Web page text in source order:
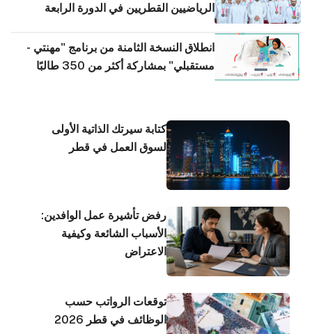
الرياضيين القطريين في الدورة الرابعة
انطلاق النسخة الثامنة من برنامج "مهنتي -
مستقبلي" بمشاركة أكثر من 350 طالبًا
كتابة سيرتك الذاتية الأولى
لسوق العمل في قطر
رفض تأشيرة عمل الوافدين:
الأسباب الشائعة وكيفية
الاعتراض
توقعات الرواتب حسب
الوظائف في قطر 2026